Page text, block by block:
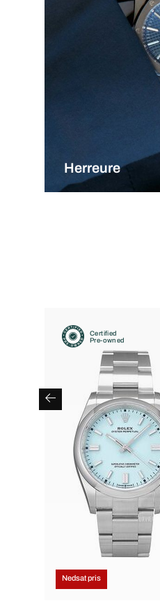
Herreure
Certified
Pre-owned
Nedsat pris